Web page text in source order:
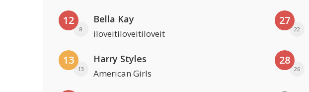
12
8
Bella Kay
iloveitiloveitiloveit
13
13
Harry Styles
American Girls
27
22
28
26